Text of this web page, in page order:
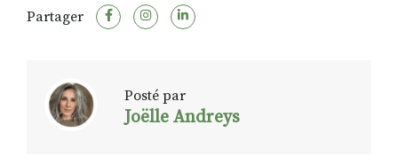
Partager
Posté par
Joëlle Andreys